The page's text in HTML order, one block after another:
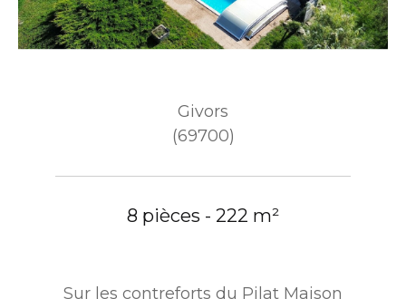
Givors
(69700)
8 pièces - 222 m²
Sur les contreforts du Pilat Maison